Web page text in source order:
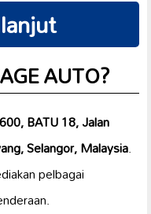
AUTO?
BATU 18, Jalan
Selangor, Malaysia.
pelbagai